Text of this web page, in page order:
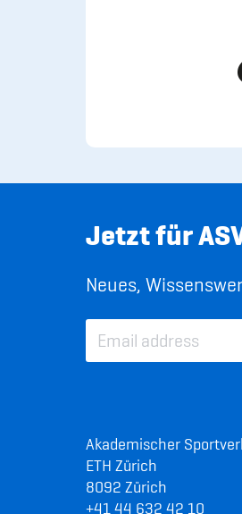
Jetzt für
Neues,
Akademischer
ETH Zürich
8092 Zürich
+41 44 632 42 10